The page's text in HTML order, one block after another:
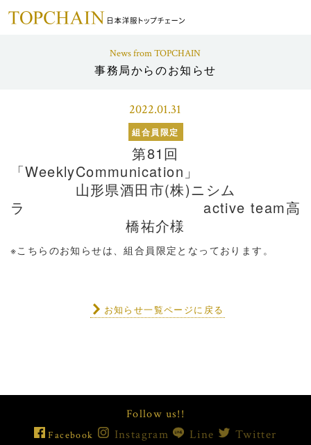
News from TOPCHAIN
事務局からのお知らせ
2022.01.31
組合員限定
第81回
「
山形県酒田市(株)ニシム
ラ active team高
橋祐介様
※こちらのお知らせは、組合員限定となっております。
お知らせ一覧ページに戻る
Follow us!!
Facebook Instagram Line Twitter